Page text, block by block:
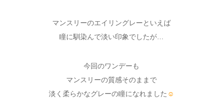
マンスリーのエイリングレーといえば
瞳に馴染んで淡い印象でしたが…
今回のワンデーも
マンスリーの質感そのままで
淡く柔らかなグレーの瞳になれました ☺